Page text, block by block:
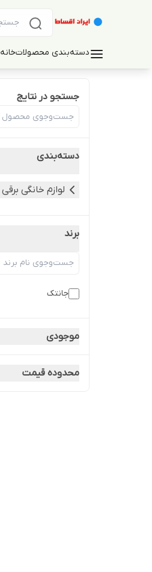
دسته‌بندی محصولاتخانه
جستجو در نتایج
دسته‌بندی
لوازم خانگی برقی
برند
جانتک
موجودی
محدوده قیمت